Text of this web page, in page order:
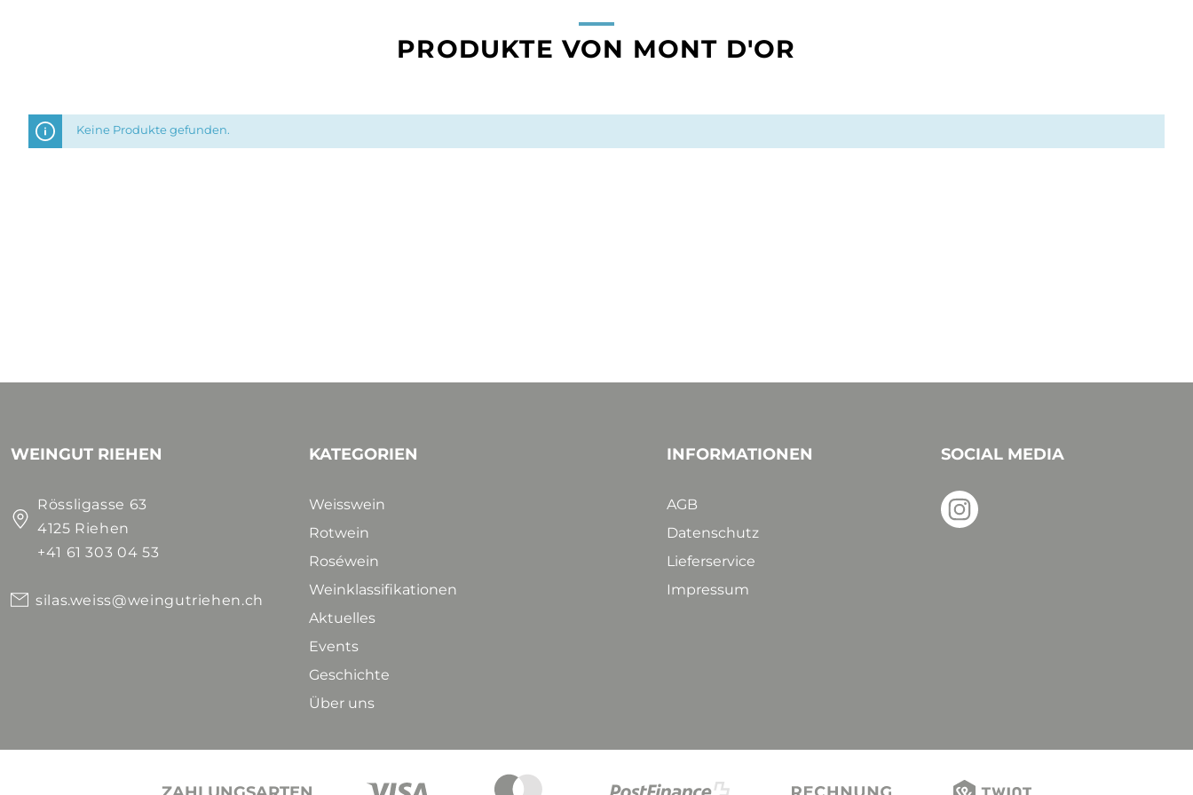
PRODUKTE VON MONT D'OR
Keine Produkte gefunden.
WEINGUT RIEHEN
Rössligasse 63
4125 Riehen
+41 61 303 04 53
silas.weiss@weingutriehen.ch
KATEGORIEN
Weisswein
Rotwein
Roséwein
Weinklassifikationen
Aktuelles
Events
Geschichte
Über uns
INFORMATIONEN
AGB
Datenschutz
Lieferservice
Impressum
SOCIAL MEDIA